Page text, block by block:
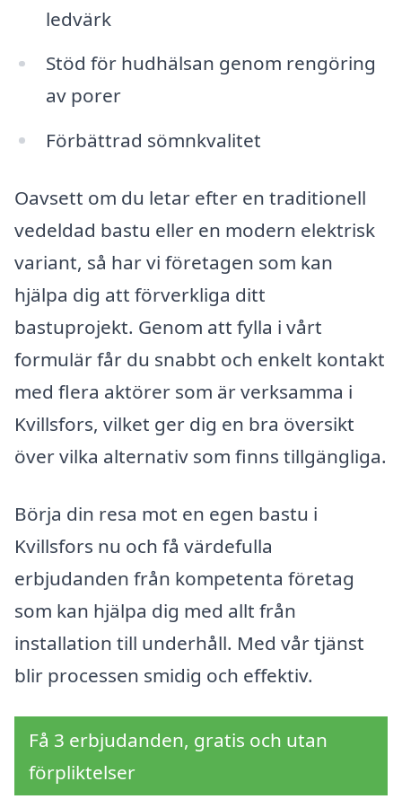
ledvärk
Stöd för hudhälsan genom rengöring
av porer
Förbättrad sömnkvalitet
Oavsett om du letar efter en traditionell
vedeldad bastu eller en modern elektrisk
variant, så har vi företagen som kan
hjälpa dig att förverkliga ditt
bastuprojekt. Genom att fylla i vårt
formulär får du snabbt och enkelt kontakt
med flera aktörer som är verksamma i
Kvillsfors, vilket ger dig en bra översikt
över vilka alternativ som finns tillgängliga.
Börja din resa mot en egen bastu i
Kvillsfors nu och få värdefulla
erbjudanden från kompetenta företag
som kan hjälpa dig med allt från
installation till underhåll. Med vår tjänst
blir processen smidig och effektiv.
Få 3 erbjudanden, gratis och utan
förpliktelser